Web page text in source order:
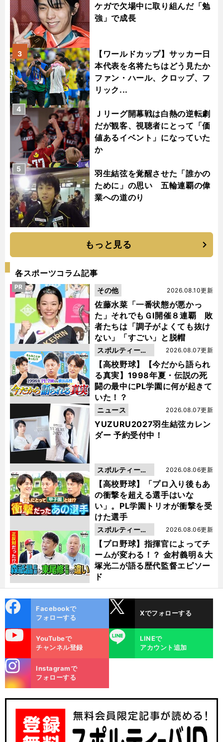
ケガで欠場中に取り組んだ「勉
強」で成長
【ワールドカップ】サッカー日
本代表を名将たちはどう見たか
ファン・ハール、クロップ、フ
リック...
3
Ｊリーグ開幕戦は白熱の逆転劇
だが観客、視聴者にとって「価
値あるイベント」になっていた
か
4
羽生結弦を覚醒させた「誰かの
ために」の思い 五輪連覇の偉
業への道のり
5
もっと見る
各スポーツコラム記事
佐藤水菜「一番状態が悪かっ
た」それでもＧⅠ開催８連覇 敗
者たちは「調子がよくても抜け
ない」「すごい」と脱帽
2026.08.10更新
その他
PR
【高校野球】【今だから語られ
る真実】1998年夏・伝説の死
闘の最中にPL学園に何が起きて
いた！？
2026.08.07更新
スポルティーバ
動画
YUZURU2027羽生結弦カレン
ダー 予約受付中！
2026.08.07更新
ニュース
【高校野球】「プロ入り後もあ
の衝撃を超える選手はいな
い」。PL学園トリオが衝撃を受
けた選手
2026.08.06更新
スポルティーバ
動画
【プロ野球】指揮官によってチ
ームが変わる！？ 金村義明＆大
塚光二が語る歴代監督エピソー
ド
2026.08.06更新
スポルティーバ
動画
ok
Facebookで
フォローする
Xでフォローする
YouTubeで
チャンネル登録
LINE
LINEで
アカウント追加
m
Instagramで
フォローする